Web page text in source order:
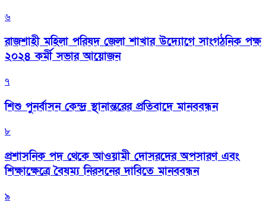
৬
রাজশাহী মহিলা পরিষদ জেলা শাখার উদ্যোগে সাংগঠনিক পক্ষ
২০২৪ কর্মী সভার আয়োজন
৭
শিশু পুনর্বাসন কেন্দ্র স্থানান্তরের প্রতিবাদে মানববন্ধন
৮
প্রশাসনিক পদ থেকে আওয়ামী দোসরদের অপসারণ এবং
শিক্ষাক্ষেত্রে বৈষম্য নিরসনের দাবিতে মানববন্ধন
৯